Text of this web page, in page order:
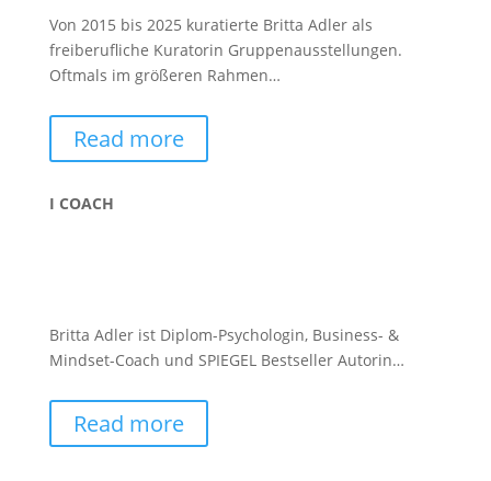
Von 2015 bis 2025 kuratierte Britta Adler als
freiberufliche Kuratorin Gruppenausstellungen.
Oftmals im größeren Rahmen…
Read more
I COACH
Britta Adler ist Diplom-Psychologin, Business- &
Mindset-Coach und SPIEGEL Bestseller Autorin…
Read more